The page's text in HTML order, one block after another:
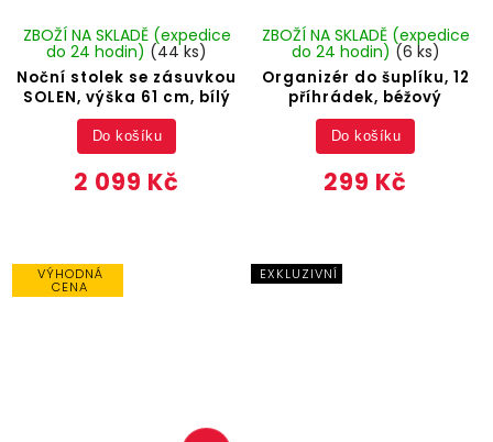
Noční stolek se zásuvkou
SOLEN, výška 61 cm, bílý
ZBOŽÍ NA SKLADĚ (expedice
do 24 hodin) (44 ks)
2 099 Kč
Do košíku
Organizér do šuplíku, 12
příhrádek, béžový
ZBOŽÍ NA SKLADĚ (expedice
do 24 hodin) (6 ks)
299 Kč
Do košíku
VÝHODNÁ
CENA
EXKLUZIVNÍ